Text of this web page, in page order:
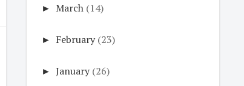
► March (14)
► February (23)
► January (26)